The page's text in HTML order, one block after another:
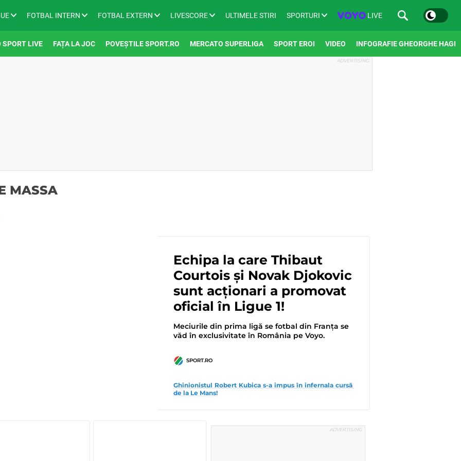
FOTBAL INTERN FOTBAL EXTERN LIVESCORE ULTIMELE STIRI SPORTURI LIVE
SPORT LIVE FAȚA LA JOC POVEȘTILE SPORT.RO MERCATO SUPERLIGA SPORT EROI VIDEO INFOGRAFIE GHEORGHE HAGI
MASSA
Echipa la care Thibaut
Courtois și Novak Djokovic
sunt acționari a promovat
oficial în Ligue 1!
Meciurile din prima ligă se fotbal din Franța se
văd în exclusivitate în România pe Voyo.
SPORT.RO
Ghinionistul Robert Kubica s-a impus în infernala cursă
de la Le Mans!